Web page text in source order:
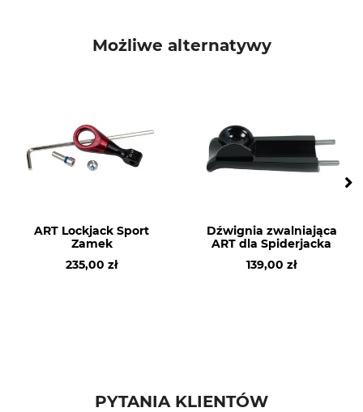
Możliwe alternatywy
ART Lockjack Sport
Zamek
235,00 zł
Dźwignia zwalniająca
ART dla Spiderjacka
139,00 zł
PYTANIA KLIENTÓW